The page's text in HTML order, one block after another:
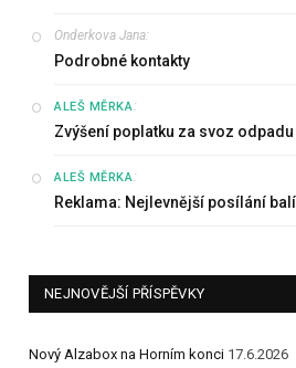
Onderkova Jana:
Podrobné kontakty
ALEŠ MĚRKA:
Zvýšení poplatku za svoz
ALEŠ MĚRKA:
Reklama: Nejlevnější posílání
NEJNOVĚJŠÍ PŘÍSPĚVKY
Nový Alzabox na Horním konci 17.6.2026